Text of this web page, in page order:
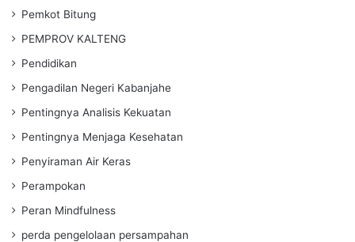
Pemkot Bitung
PEMPROV KALTENG
Pendidikan
Pengadilan Negeri Kabanjahe
Pentingnya Analisis Kekuatan
Pentingnya Menjaga Kesehatan
Penyiraman Air Keras
Perampokan
Peran Mindfulness
perda pengelolaan persampahan